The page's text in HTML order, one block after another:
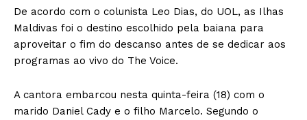
De acordo com o colunista Leo Dias, do UOL, as Ilhas
Maldivas foi o destino escolhido pela baiana para
aproveitar o fim do descanso antes de se dedicar aos
programas ao vivo do The Voice.
A cantora embarcou nesta quinta-feira (18) com o
marido Daniel Cady e o filho Marcelo. Segundo o